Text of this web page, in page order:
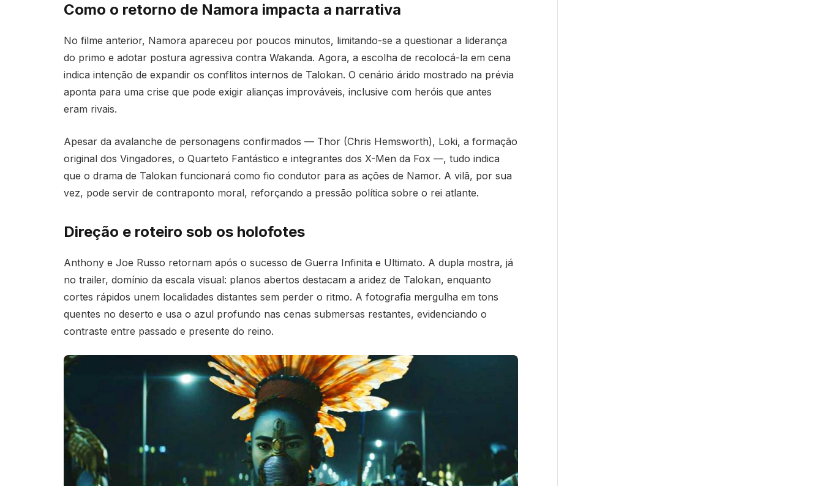
Como o retorno de Namora impacta a narrativa
No filme anterior, Namora apareceu por poucos minutos, limitando-se a questionar a liderança
do primo e adotar postura agressiva contra Wakanda. Agora, a escolha de recolocá-la em cena
indica intenção de expandir os conflitos internos de Talokan. O cenário árido mostrado na prévia
aponta para uma crise que pode exigir alianças improváveis, inclusive com heróis que antes
eram rivais.
Apesar da avalanche de personagens confirmados — Thor (Chris Hemsworth), Loki, a formação
original dos Vingadores, o Quarteto Fantástico e integrantes dos X-Men da Fox —, tudo indica
que o drama de Talokan funcionará como fio condutor para as ações de Namor. A vilã, por sua
vez, pode servir de contraponto moral, reforçando a pressão política sobre o rei atlante.
Direção e roteiro sob os holofotes
Anthony e Joe Russo retornam após o sucesso de Guerra Infinita e Ultimato. A dupla mostra, já
no trailer, domínio da escala visual: planos abertos destacam a aridez de Talokan, enquanto
cortes rápidos unem localidades distantes sem perder o ritmo. A fotografia mergulha em tons
quentes no deserto e usa o azul profundo nas cenas submersas restantes, evidenciando o
contraste entre passado e presente do reino.